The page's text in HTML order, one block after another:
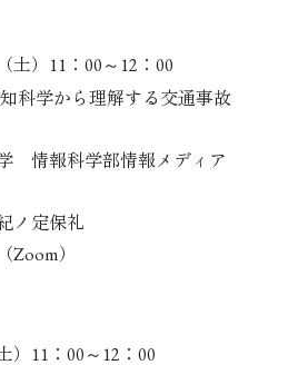
）
11 ： 00～ 12 ： 00
科学から理解する交通事故
情報科学部情報メディア
保礼
Zoom）
11 ： 00～ 12 ： 00